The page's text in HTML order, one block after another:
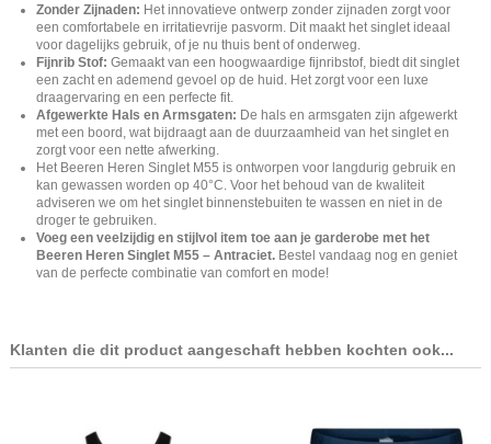
Zonder Zijnaden: Het innovatieve ontwerp zonder zijnaden zorgt voor
een comfortabele en irritatievrije pasvorm. Dit maakt het singlet ideaal
voor dagelijks gebruik, of je nu thuis bent of onderweg.
Fijnrib Stof: Gemaakt van een hoogwaardige fijnribstof, biedt dit singlet
een zacht en ademend gevoel op de huid. Het zorgt voor een luxe
draagervaring en een perfecte fit.
Afgewerkte Hals en Armsgaten: De hals en armsgaten zijn afgewerkt
met een boord, wat bijdraagt aan de duurzaamheid van het singlet en
zorgt voor een nette afwerking.
Het Beeren Heren Singlet M55 is ontworpen voor langdurig gebruik en
kan gewassen worden op 40°C. Voor het behoud van de kwaliteit
adviseren we om het singlet binnenstebuiten te wassen en niet in de
droger te gebruiken.
Voeg een veelzijdig en stijlvol item toe aan je garderobe met het
Beeren Heren Singlet M55 – Antraciet. Bestel vandaag nog en geniet
van de perfecte combinatie van comfort en mode!
Klanten die dit product aangeschaft hebben kochten ook...